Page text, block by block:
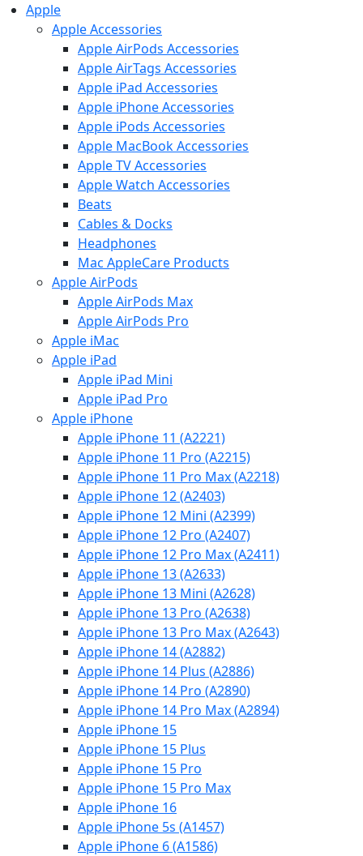
Apple
Apple Accessories
Apple AirPods Accessories
Apple AirTags Accessories
Apple iPad Accessories
Apple iPhone Accessories
Apple iPods Accessories
Apple MacBook Accessories
Apple TV Accessories
Apple Watch Accessories
Beats
Cables & Docks
Headphones
Mac AppleCare Products
Apple AirPods
Apple AirPods Max
Apple AirPods Pro
Apple iMac
Apple iPad
Apple iPad Mini
Apple iPad Pro
Apple iPhone
Apple iPhone 11 (A2221)
Apple iPhone 11 Pro (A2215)
Apple iPhone 11 Pro Max (A2218)
Apple iPhone 12 (A2403)
Apple iPhone 12 Mini (A2399)
Apple iPhone 12 Pro (A2407)
Apple iPhone 12 Pro Max (A2411)
Apple iPhone 13 (A2633)
Apple iPhone 13 Mini (A2628)
Apple iPhone 13 Pro (A2638)
Apple iPhone 13 Pro Max (A2643)
Apple iPhone 14 (A2882)
Apple iPhone 14 Plus (A2886)
Apple iPhone 14 Pro (A2890)
Apple iPhone 14 Pro Max (A2894)
Apple iPhone 15
Apple iPhone 15 Plus
Apple iPhone 15 Pro
Apple iPhone 15 Pro Max
Apple iPhone 16
Apple iPhone 5s (A1457)
Apple iPhone 6 (A1586)